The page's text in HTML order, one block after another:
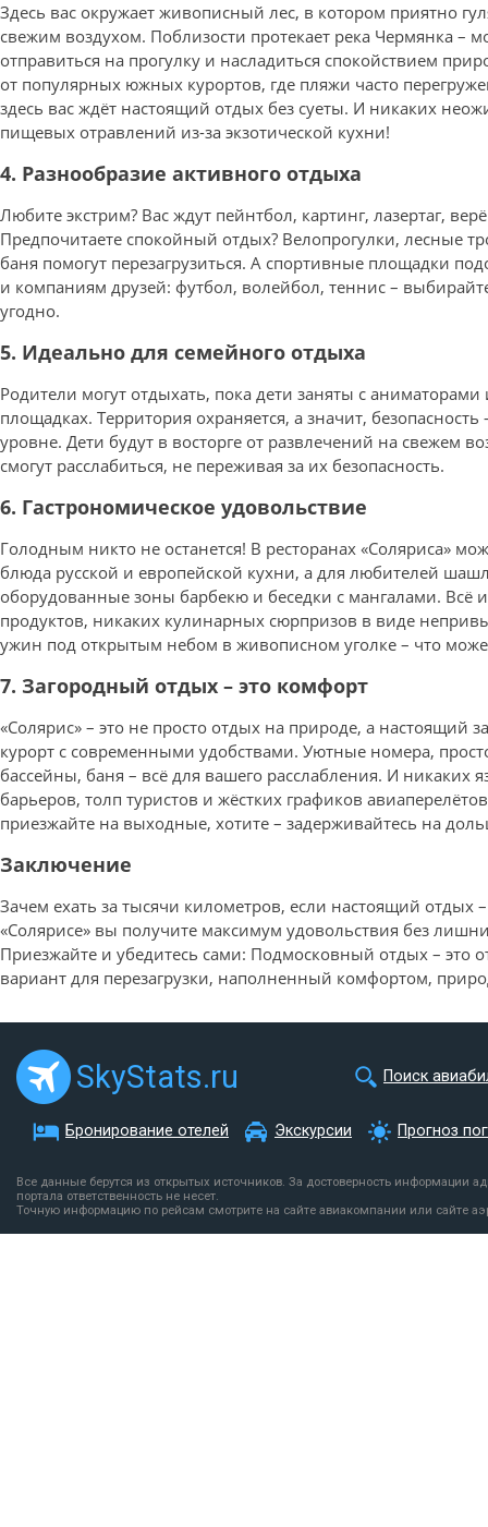
Здесь вас окружает живописный лес, в котором приятно
свежим воздухом. Поблизости протекает река Чермянка –
отправиться на прогулку и насладиться спокойствием
от популярных южных курортов, где пляжи часто
здесь вас ждёт настоящий отдых без суеты. И никаких
пищевых отравлений из-за экзотической кухни!
4. Разнообразие активного отдыха
Любите экстрим? Вас ждут пейнтбол, картинг, лазертаг,
Предпочитаете спокойный отдых? Велопрогулки, лесные
баня помогут перезагрузиться. А спортивные площадки
и компаниям друзей: футбол, волейбол, теннис –
угодно.
5. Идеально для семейного отдыха
Родители могут отдыхать, пока дети заняты с
площадках. Территория охраняется, а значит,
уровне. Дети будут в восторге от развлечений на свежем
смогут расслабиться, не переживая за их безопасность.
6. Гастрономическое удовольствие
Голодным никто не останется! В ресторанах «Соляриса»
блюда русской и европейской кухни, а для любителей
оборудованные зоны барбекю и беседки с мангалами. Всё
продуктов, никаких кулинарных сюрпризов в виде
ужин под открытым небом в живописном уголке – что
7. Загородный отдых – это комфорт
«Солярис» – это не просто отдых на природе, а настоящий
курорт с современными удобствами. Уютные номера,
бассейны, баня – всё для вашего расслабления. И никаких
барьеров, толп туристов и жёстких графиков
приезжайте на выходные, хотите – задерживайтесь на
Заключение
Зачем ехать за тысячи километров, если настоящий отдых
«Солярисе» вы получите максимум удовольствия без
Приезжайте и убедитесь сами: Подмосковный отдых – это
вариант для перезагрузки, наполненный комфортом,
SkyStats.ru Поиск
Бронирование отелей Экскурсии Прогноз
Все данные берутся из открытых источников. За достоверность информации
портала ответственность не несет.
Точную информацию по рейсам смотрите на сайте авиакомпании или сайте